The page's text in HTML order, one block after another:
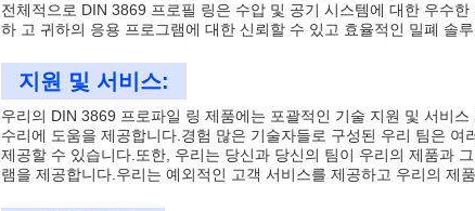
전체적으로 DIN 3869 프로필 링은 수압 및 공기 시스템에 대한 우수
하 고 귀하의 응용 프로그램에 대한 신뢰할 수 있고 효율적인 밀폐 솔루
지원 및 서비스:
우리의 DIN 3869 프로파일 링 제품에는 포괄적인 기술 지원 및 서비
수리에 도움을 제공합니다.경험 많은 기술자들로 구성된 우리 팀은
제공할 수 있습니다.또한, 우리는 당신과 당신의 팀이 우리의 제품과
램을 제공합니다.우리는 예외적인 고객 서비스를 제공하고 우리의 제